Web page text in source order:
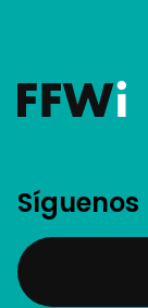
Síguenos